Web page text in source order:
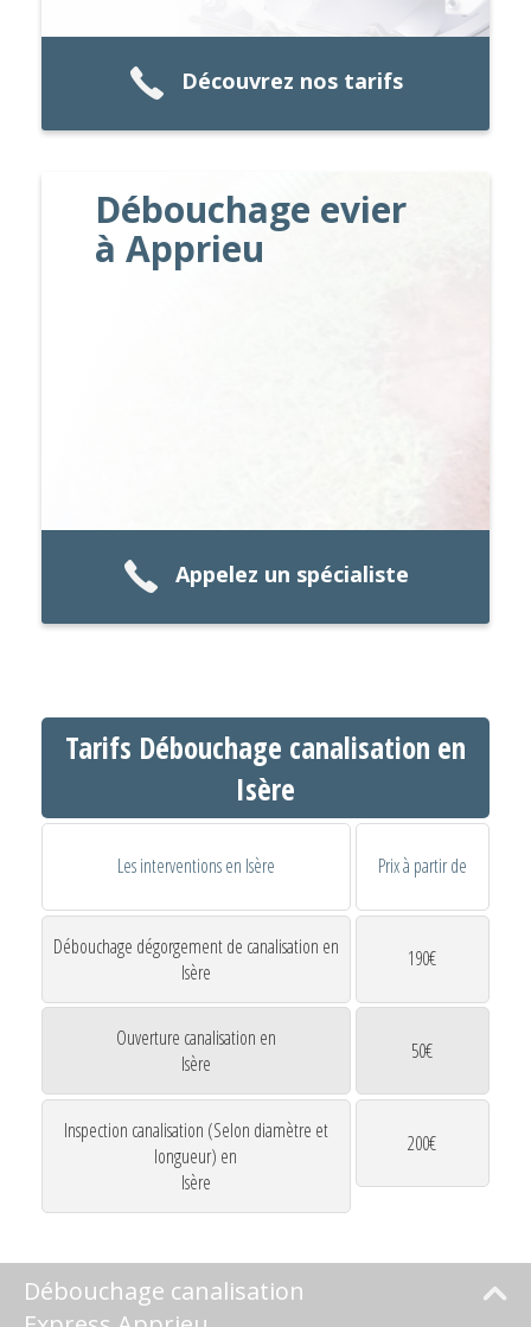
Découvrez nos tarifs
Débouchage evier
à Apprieu
Appelez un spécialiste
Tarifs Débouchage canalisation en
Isère
Les interventions en Isère Prix à partir de
Débouchage dégorgement de canalisation en
Isère
190€
Ouverture canalisation en
Isère
50€
Inspection canalisation (Selon diamètre et
longueur) en
Isère
200€
Débouchage canalisation